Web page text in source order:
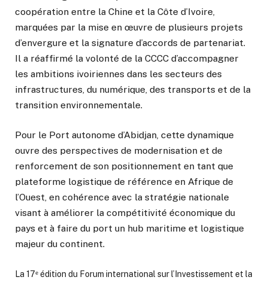
coopération entre la Chine et la Côte d’Ivoire,
marquées par la mise en œuvre de plusieurs projets
d’envergure et la signature d’accords de partenariat.
Il a réaffirmé la volonté de la CCCC d’accompagner
les ambitions ivoiriennes dans les secteurs des
infrastructures, du numérique, des transports et de la
transition environnementale.
Pour le Port autonome d’Abidjan, cette dynamique
ouvre des perspectives de modernisation et de
renforcement de son positionnement en tant que
plateforme logistique de référence en Afrique de
l’Ouest, en cohérence avec la stratégie nationale
visant à améliorer la compétitivité économique du
pays et à faire du port un hub maritime et logistique
majeur du continent.
La 17ᵉ édition du Forum international sur l’Investissement et la